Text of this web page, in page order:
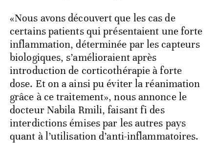
«Nous avons découvert que les cas de
certains patients qui présentaient une forte
inflammation, déterminée par les capteurs
biologiques, s’amélioraient après
introduction de corticothérapie à forte
dose. Et on a ainsi pu éviter la réanimation
grâce à ce traitement», nous annonce le
docteur Nabila Rmili, faisant fi des
interdictions émises par les autres pays
quant à l’utilisation d’anti-inflammatoires.